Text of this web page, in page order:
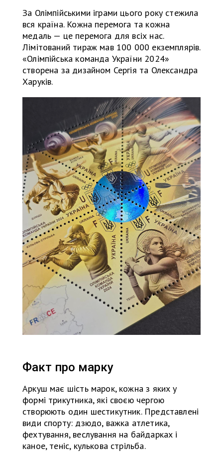
За Олімпійськими іграми цього року стежила
вся країна. Кожна перемога та кожна
медаль — це перемога для всіх нас.
Лімітований тираж мав 100 000 екземплярів.
«Олімпійська команда України 2024»
створена за дизайном Сергія та Олександра
Харуків.
Факт про марку
Аркуш має шість марок, кожна з яких у
формі трикутника, які своєю чергою
створюють один шестикутник. Представлені
види спорту: дзюдо, важка атлетика,
фехтування, веслування на байдарках і
каное, теніс, кулькова стрільба.